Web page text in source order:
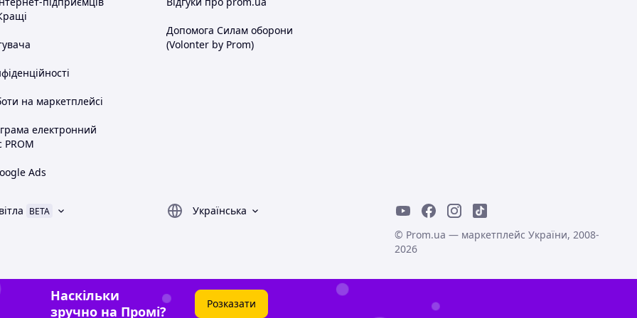
на маркетплейсі
електронний
PROM
Ads
Допомога Силам оборони
(Volonter by Prom)
BETA
Українська
© Prom.ua — маркетплейс України, 2008-
2026
Наскільки
зручно на Промі?
Розказати